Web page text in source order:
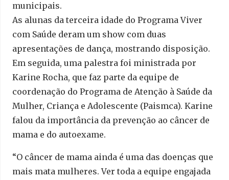
municipais.
As alunas da terceira idade do Programa Viver
com Saúde deram um show com duas
apresentações de dança, mostrando disposição.
Em seguida, uma palestra foi ministrada por
Karine Rocha, que faz parte da equipe de
coordenação do Programa de Atenção à Saúde da
Mulher, Criança e Adolescente (Paismca). Karine
falou da importância da prevenção ao câncer de
mama e do autoexame.
“O câncer de mama ainda é uma das doenças que
mais mata mulheres. Ver toda a equipe engajada